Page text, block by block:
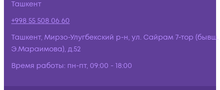
Ташкент
+998 55 508 06 60
Ташкент, Мирзо-Улугбекский р-н, ул. Сайрам 7-тор (бывш.
Э.Мараимова), д.52
Время работы: пн-пт, 09:00 - 18:00